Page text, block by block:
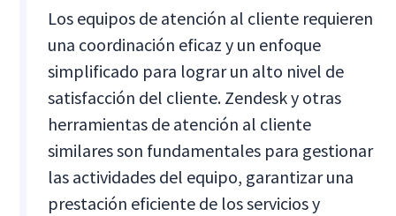
Los equipos de atención al cliente requieren
una coordinación eficaz y un enfoque
simplificado para lograr un alto nivel de
satisfacción del cliente. Zendesk y otras
herramientas de atención al cliente
similares son fundamentales para gestionar
las actividades del equipo, garantizar una
prestación eficiente de los servicios y